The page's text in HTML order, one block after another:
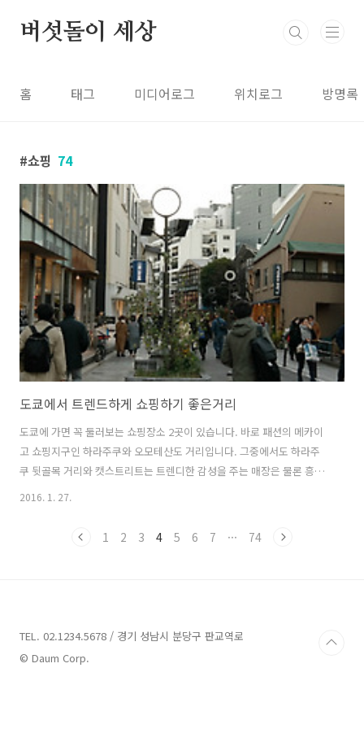
버섯돌이 세상
홈 태그 미디어로그 위치로그 방명록
쇼핑 74
도쿄에서 트렌드하게 쇼핑하기 좋은거리
도쿄에 가면 꼭 둘러보는 쇼핑장소 2곳이 있습니다. 바로 패션의 메카이
고 쇼핑지구인 하라주쿠와 오모테산도 거리입니다. 그중에서도 하라주
쿠 뒷골목 거리와 캣스트리트는 트렌디한 감성을 주는 매장은 물론 흥미
로운 매장들을 둘러보는 재미 그리고 쇼핑하기도 좋은 거리입니다. 출출
매장 몇 곳을 소개해 봅니다. 도쿄에서 트렌드하게 쇼핑하기 좋은 거리 2
이 즐비하여 쇼핑하기 좋은 장소입니..
2016. 1. 27.
1 2 3 4 5 6 7 ··· 74
TEL. 02.1234.5678 / 경기 성남시 분당구 판교역로
© Daum Corp.